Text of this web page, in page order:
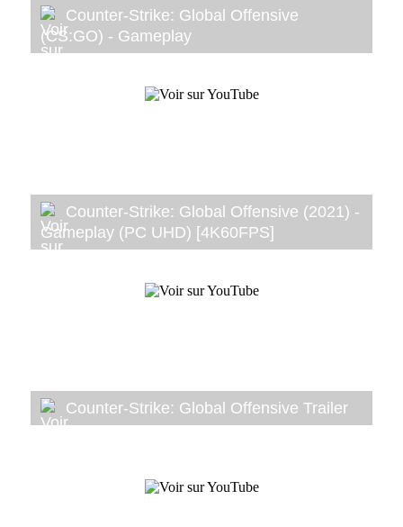
Counter-Strike: Global Offensive
(CS:GO) - Gameplay
Counter-Strike: Global Offensive (2021) -
Gameplay (PC UHD) [4K60FPS]
Counter-Strike: Global Offensive Trailer